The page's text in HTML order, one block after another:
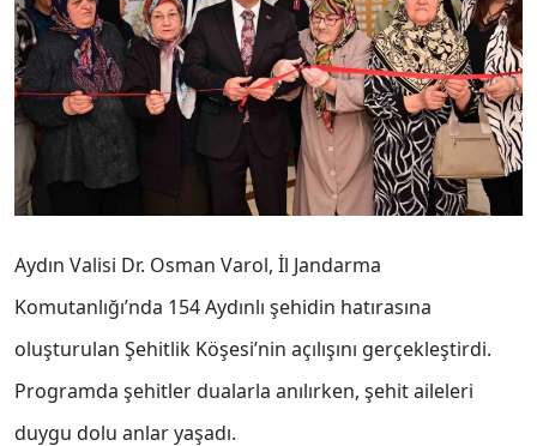
Aydın Valisi Dr. Osman Varol, İl Jandarma
Komutanlığı’nda 154 Aydınlı şehidin hatırasına
oluşturulan Şehitlik Köşesi’nin açılışını gerçekleştirdi.
Programda şehitler dualarla anılırken, şehit aileleri
duygu dolu anlar yaşadı.